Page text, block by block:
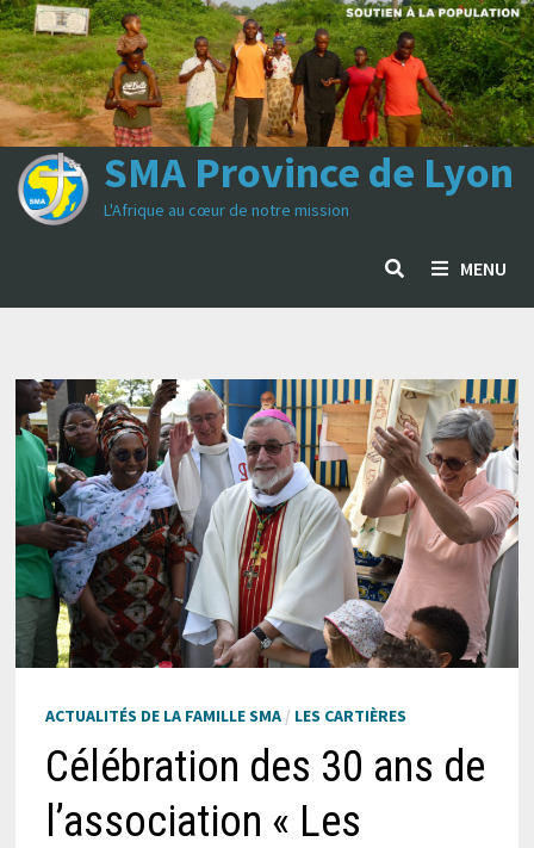
Passer
au
contenu
SMA Province de Lyon
L'Afrique au cœur de notre mission
MENU
ACTUALITÉS DE LA FAMILLE SMA/ LES CARTIÈRES
Célébration des 30 ans de
l’association « Les